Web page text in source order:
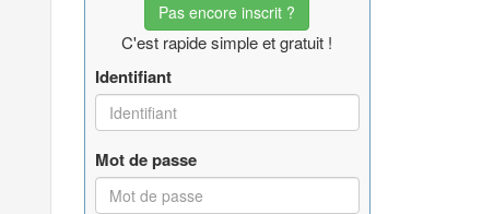
Pas encore inscrit ?
C'est rapide simple et gratuit !
Identifiant
Mot de passe